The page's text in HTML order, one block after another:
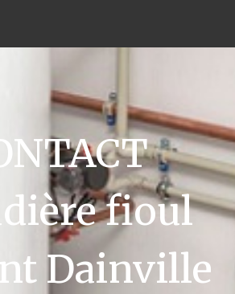
fioul
Dainville